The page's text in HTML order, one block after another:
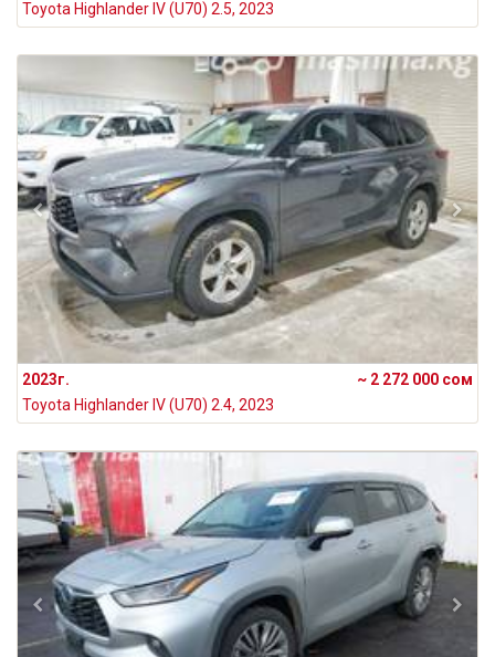
Toyota Highlander IV (U70) 2.5, 2023
2023г.
~ 2 272 000 сом
Toyota Highlander IV (U70) 2.4, 2023